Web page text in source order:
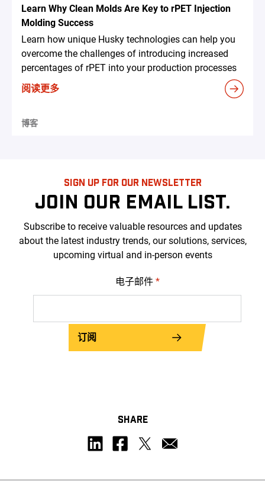
Learn Why Clean Molds Are Key to rPET Injection
Molding Success
Learn how unique Husky technologies can help you
overcome the challenges of introducing increased
percentages of rPET into your production processes
阅读更多
博客
SIGN UP FOR OUR NEWSLETTER
JOIN OUR EMAIL LIST.
Subscribe to receive valuable resources and updates
about the latest industry trends, our solutions, services,
upcoming virtual and in-person events
电子邮件 *
订阅
SHARE